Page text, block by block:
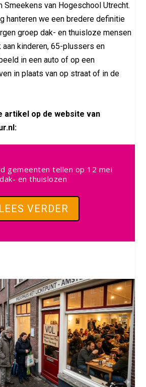
Smeekens van Hogeschool Utrecht.
hanteren we een bredere definitie
groep dak- en thuisloze mensen
aan kinderen, 65-plussers en
in een auto of op een
in plaats van op straat of in de
artikel op de website van
gemeenten tellen op 12 mei
dak- en thuislozen
LEES VERDER